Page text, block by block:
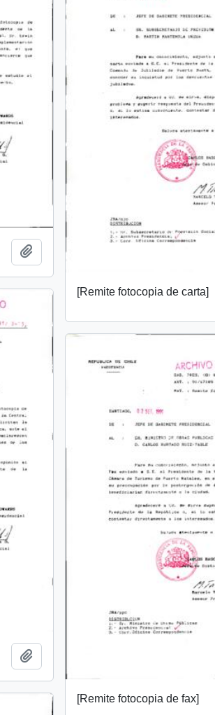
Add to clipboard
[Remite fotocopia de carta]
[Remite fotocopia de fax]